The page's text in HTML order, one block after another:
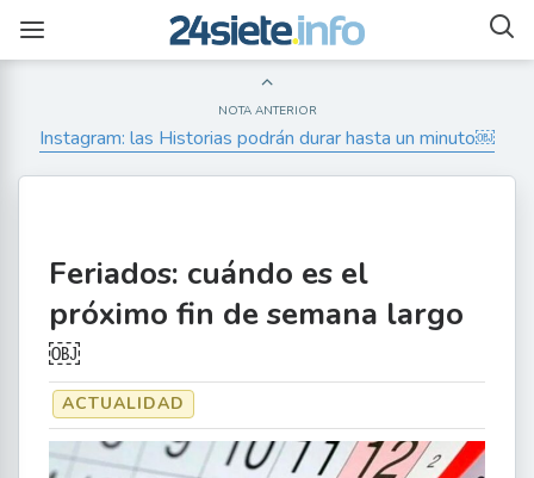
NOTA ANTERIOR
Instagram: las Historias podrán durar hasta un minuto￼
Feriados: cuándo es el
próximo fin de semana largo
￼
ACTUALIDAD